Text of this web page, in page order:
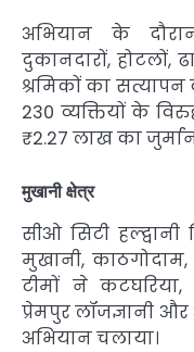
अभियान के दौरान
दुकानदारों, होटलों,
श्रमिकों का
230 व्यक्तियों के
₹2.27 लाख का
मुखानी क्षेत्र
सीओ सिटी
मुखानी,
टीमों ने कटघरिया,
प्रेमपुर लॉजज्ञानी
अभियान चलाया।